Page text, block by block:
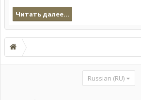
Читать далее...
Russian (RU)